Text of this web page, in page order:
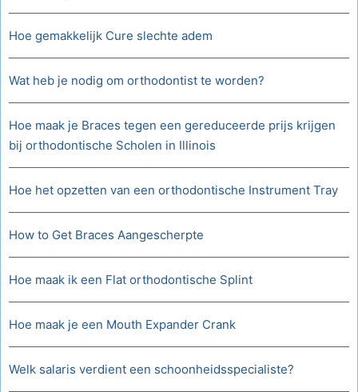
Hoe gemakkelijk Cure slechte adem
Wat heb je nodig om orthodontist te worden?
Hoe maak je Braces tegen een gereduceerde prijs krijgen
bij orthodontische Scholen in Illinois
Hoe het opzetten van een orthodontische Instrument Tray
How to Get Braces Aangescherpte
Hoe maak ik een Flat orthodontische Splint
Hoe maak je een Mouth Expander Crank
Welk salaris verdient een schoonheidsspecialiste?